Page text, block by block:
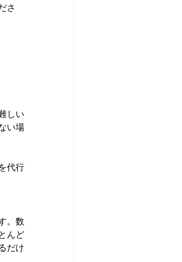
さ
しい
い場
代行
。数
んど
だけ